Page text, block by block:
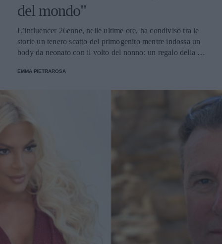
del mondo"
L’influencer 26enne, nelle ultime ore, ha condiviso tra le
storie un tenero scatto del primogenito mentre indossa un
body da neonato con il volto del nonno: un regalo della zia
EMMA PIETRAROSA